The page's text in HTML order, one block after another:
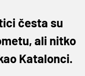
česta su
ali nitko
Katalonci.